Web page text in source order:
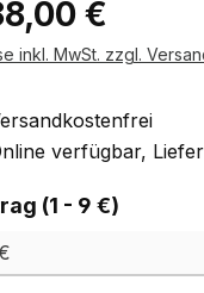
€
inkl. MwSt. zzgl.
verfügbar,
(1 - 9 €)